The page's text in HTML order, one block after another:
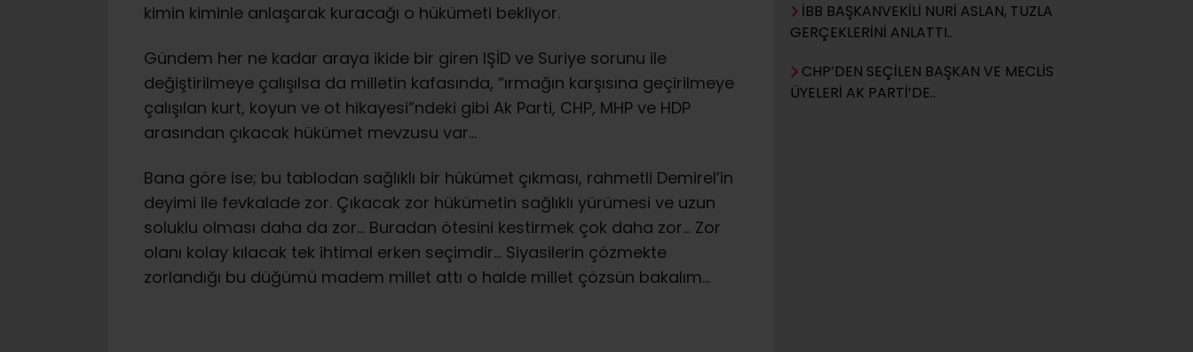
kimin kiminle anlaşarak kuracağı o hükümeti bekliyor.
Gündem her ne kadar araya ikide bir giren IŞİD ve Suriye sorunu ile
değiştirilmeye çalışılsa da milletin kafasında, “ırmağın karşısına geçirilmeye
çalışılan kurt, koyun ve ot hikayesi”ndeki gibi Ak Parti, CHP, MHP ve HDP
arasından çıkacak hükümet mevzusu var…
Bana göre ise; bu tablodan sağlıklı bir hükümet çıkması, rahmetli Demirel’in
deyimi ile fevkalade zor. Çıkacak zor hükümetin sağlıklı yürümesi ve uzun
soluklu olması daha da zor… Buradan ötesini kestirmek çok daha zor… Zor
olanı kolay kılacak tek ihtimal erken seçimdir… Siyasilerin çözmekte
zorlandığı bu düğümü madem millet attı o halde millet çözsün bakalım…
İBB BAŞKANVEKİLİ NURİ ASLAN, TUZLA
GERÇEKLERİNİ ANLATTI..
CHP’DEN SEÇİLEN BAŞKAN VE MECLİS
ÜYELERİ AK PARTİ’DE..